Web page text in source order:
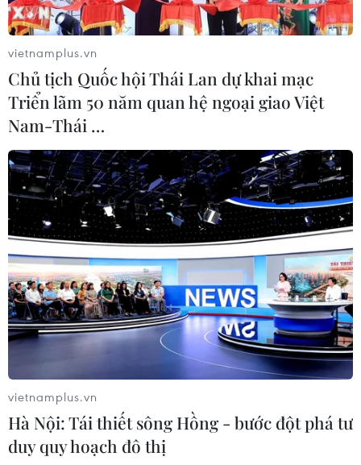
vietnamplus.vn
Chủ tịch Quốc hội Thái Lan dự khai mạc
Triển lãm 50 năm quan hệ ngoại giao Việt
Nam-Thái …
vietnamplus.vn
Hà Nội: Tái thiết sông Hồng - bước đột phá tư
duy quy hoạch đô thị